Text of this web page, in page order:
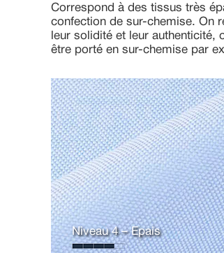
Correspond à des tissus très
confection de sur-chemise. On
leur solidité et leur authenticité,
être porté en sur-chemise par
Niveau 4 – Epais